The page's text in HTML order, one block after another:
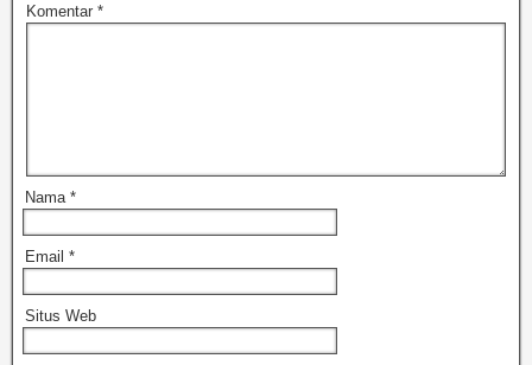
Komentar *
Nama *
Email *
Situs Web